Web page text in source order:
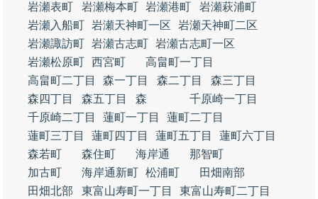
岩瀬表町
岩瀬梅本町 岩瀬港町
岩瀬萩浦町
岩瀬入船町 岩瀬天神町一区
岩瀬天神町二区
岩瀬諏訪町 岩瀬古志町 岩瀬古志町一区
岩瀬松原町 西宮町
高畠町一丁目
高畠町二丁目
森一丁目 森二丁目
森三丁目
森四丁目
森五丁目 森
千原崎一丁目
千原崎二丁目
蓮町一丁目
蓮町二丁目
蓮町三丁目
蓮町四丁目 蓮町五丁目
蓮町六丁目
森若町
森住町 海岸通
那智町
加古町
海岸通新町 松浦町
田畑南部
田畑北部
東富山寿町一丁目
東富山寿町二丁目